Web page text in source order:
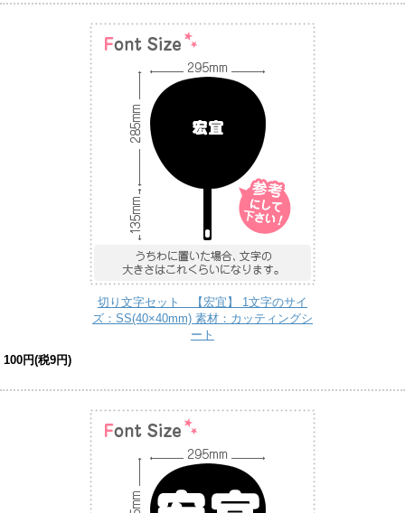
切り文字セット 【宏宜】 1文字のサイ
ズ：SS(40×40mm) 素材：カッティングシ
ート
100円(税9円)